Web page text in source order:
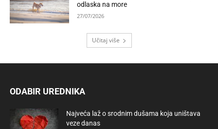
odlaska na more
27/07/2026
Učitaj više
ODABIR UREDNIKA
Najveća laž o srodnim dušama koja uništava
veze danas